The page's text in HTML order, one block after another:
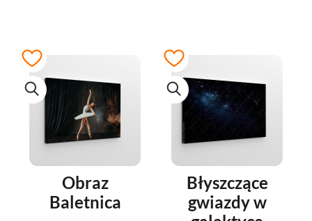
Obraz
Baletnica
Błyszczące
gwiazdy w